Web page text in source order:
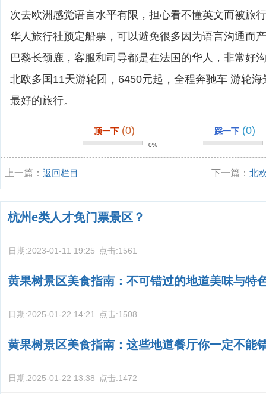
次去欧洲感觉语言水平有限，担心看不懂英文而被旅
华人旅行社预定船票，可以避免很多因为语言沟通而
巴黎长颈鹿，客服和司导都是在法国的华人，非常好
北欧多国11天游轮团，6450元起，全程奔驰车 游轮
最好的旅行。
顶一下 (0)
0%
踩一下 (0)
上一篇： 返回栏目 下一篇：北
杭州e类人才免门票景区？
日期:2023-01-11 19:25 点击:1561
黄果树景区美食指南：不可错过的地道美味与特
日期:2025-01-22 14:21 点击:1508
黄果树景区美食指南：这些地道餐厅你一定不能
日期:2025-01-22 13:38 点击:1472